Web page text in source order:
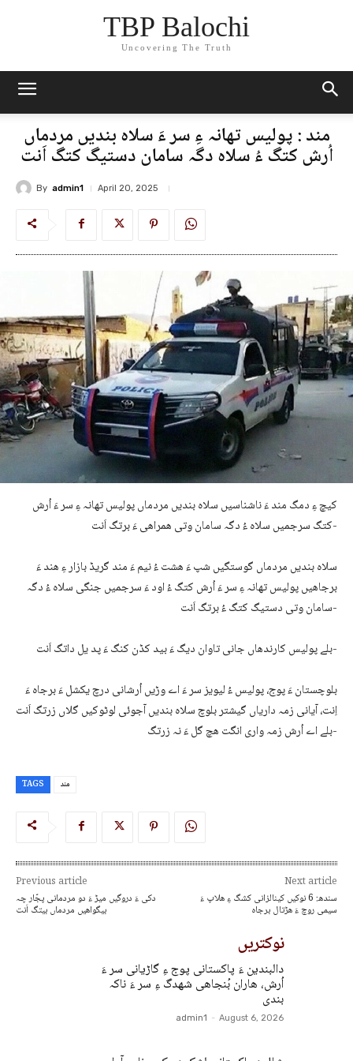
TBP Balochi
Uncovering The Truth
مند : پولیس تھانہ ءِ سر ءَ سلاہ بندیں مردماں
اُرش کتگ ءُ سلاہ دگہ سامان دستیگ کتگ اَنت
By admin1 April 20, 2025
کیچ ءِ دمگ مند ءَ ناشناسیں سلاہ بندیں مردماں پولیس تھانہ ءِ سر ءَ اُرش
کتگ سرجمیں سلاہ ءُ دگہ سامان وتی ھمراھی ءَ برتگ اَنت-
سلاہ بندیں مردماں گوستگیں شپ ءَ ھشت ءُ نیم ءَ مند گریڈ بازار ءِ ھند ءَ
برجاھیں پولیس تھانہ ءِ سر ءَ اُرش کتگ ءُ اود ءَ سرجمیں جنگی سلاہ ءُ دگہ
سامان وتی دستیگ کتگ ءُ برتگ اَنت-
بلے پولیس کارندھاں جانی تاوان دیگ ءَ بید کڈن کنگ ءَ پد یل داتگ اَنت-
بلوچستان ءَ پوج، پولیس ءُ لیویز سر ءَ اے وڑیں اُرشانی درچ یکشل ءَ برجاہ ءَ
اِنت، آیانی زمہ داریاں گیشتر بلوچ سلاہ بندیں آجوئی لوٹوکیں گلاں زرتگ اَنت
بلے اے اُرش زمہ واری انگت ھچ گل ءَ نہ زرتگ-
TAGS مند
Previous article
دکی ءَ دروگیں میڑ ءَ دو مردمانی پجّار چہ
بیگواھیں مردماں بیتگ اَنت
Next article
سندھ: 6 نوکیں کینالزانی کشگ ءِ ھلاپ ءَ
سیمی روچ ءَ ھڑتال برجاہ
نوکتریں
دالبندین ءَ پاکستانی پوج ءِ گاڑیانی سر ءَ
اُرش، ھاران بُنجاھی شھدگ ءِ سر ءَ ناکہ
بندی
admin1 - August 6, 2026